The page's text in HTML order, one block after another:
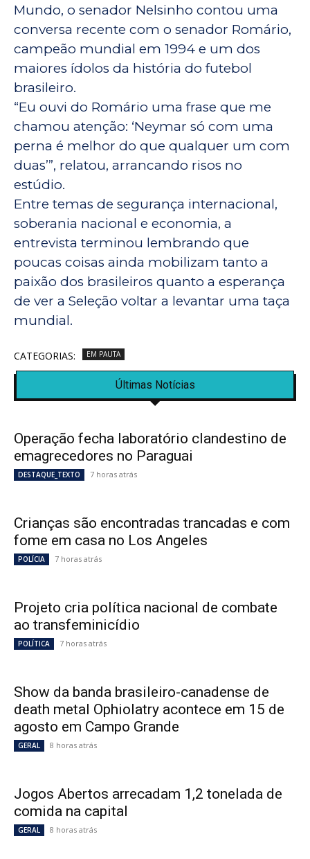
Mundo, o senador Nelsinho contou uma
conversa recente com o senador Romário,
campeão mundial em 1994 e um dos
maiores ídolos da história do futebol
brasileiro.
“Eu ouvi do Romário uma frase que me
chamou atenção: ‘Neymar só com uma
perna é melhor do que qualquer um com
duas’”, relatou, arrancando risos no
estúdio.
Entre temas de segurança internacional,
soberania nacional e economia, a
entrevista terminou lembrando que
poucas coisas ainda mobilizam tanto a
paixão dos brasileiros quanto a esperança
de ver a Seleção voltar a levantar uma taça
mundial.
CATEGORIAS: EM PAUTA
Últimas Notícias
Operação fecha laboratório clandestino de
emagrecedores no Paraguai
DESTAQUE_TEXTO 7 horas atrás
Crianças são encontradas trancadas e com
fome em casa no Los Angeles
POLÍCIA 7 horas atrás
Projeto cria política nacional de combate
ao transfeminicídio
POLÍTICA 7 horas atrás
Show da banda brasileiro-canadense de
death metal Ophiolatry acontece em 15 de
agosto em Campo Grande
GERAL 8 horas atrás
Jogos Abertos arrecadam 1,2 tonelada de
comida na capital
GERAL 8 horas atrás